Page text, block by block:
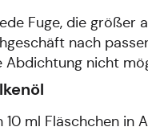
Fuge, die größer
nach
Abdichtung nicht
10 ml Fläschchen